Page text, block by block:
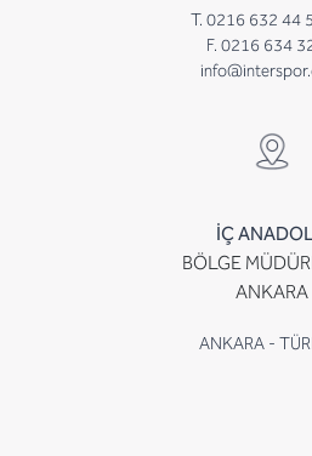
T. 0216 632 44
F. 0216 634
İÇ
BÖLGE
ANKARA
ANKARA -